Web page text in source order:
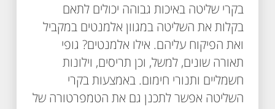
בקרי שליטה באיכות גבוהה יכולים לתאם
בקלות את השליטה במגוון אלמנטים במקביל
ואת הפיקוח עליהם. אילו אלמנטים? גופי
תאורה שונים, למשל, וכן תריסים, וילונות
חשמליים ותנורי חימום. באמצעות בקרי
השליטה אפשר לתכנן גם את הטמפרטורה של